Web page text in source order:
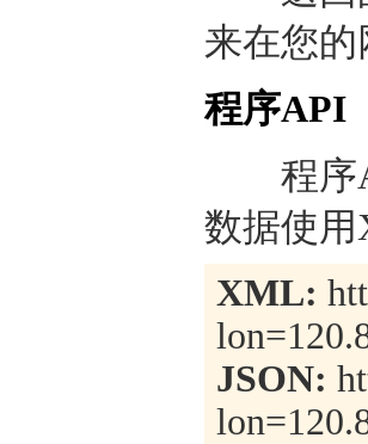
来在您
程序API
程序
数据使用
XML:
JSON: